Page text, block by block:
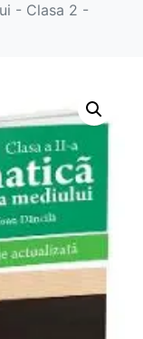
- Clasa 2 -